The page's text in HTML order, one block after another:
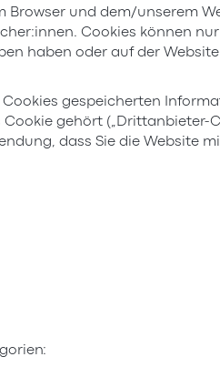
und dem/unserem
Cookies können
haben oder auf der
gespeicherten
gehört („Drittanbieter-
dass Sie die Website